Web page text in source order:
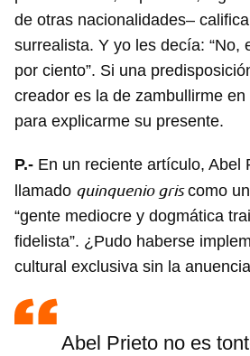
INICIAR SESIÓN
de otras nacionalidades–
surrealista. Y yo les decía: “No,
por ciento”. Si una
creador es la de zambullirme
para explicarme su presente.
P.- En un reciente artículo, Abel
llamado quinquenio griscomo
“gente mediocre y dogmática
fidelista”. ¿Pudo haberse
cultural exclusiva sin la
Abel Prieto no es